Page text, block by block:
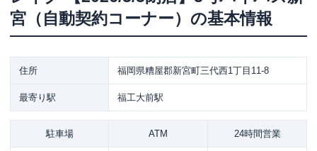
宮（自動契約コーナー） の基本情報
住所 福岡県糟屋郡新宮町三代西1丁目11-8
最寄り駅 福工大前駅
駐車場 ATM 24時間営業